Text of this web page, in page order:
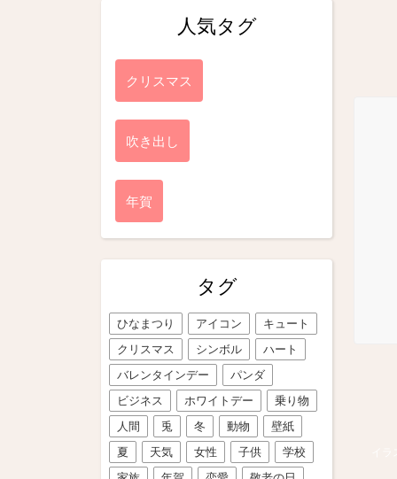
人気タグ
クリスマス
吹き出し
年賀
タグ
ひなまつり アイコン
キュート
クリスマス
シンボル
ハート
バレンタインデー
パンダ
ビジネス
ホワイトデー
乗り物
人間
兎 冬 動物
壁紙
夏
天気 女性 子供
学校